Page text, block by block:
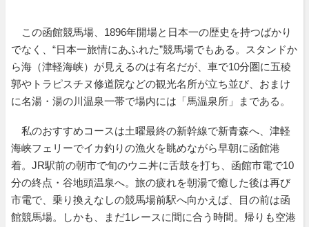
この函館競馬場、1896年開場と日本一の歴史を持つばかり
でなく、“日本一旅情にあふれた”競馬場でもある。スタンドか
ら海（津軽海峡）が見えるのは有名だが、車で10分圏に五稜
郭やトラピスチヌ修道院などの観光名所が立ち並び、おまけ
に名湯・湯の川温泉一帯で場内には「馬温泉所」まである。
私のおすすめコースは土曜最終の新幹線で新青森へ、津軽
海峡フェリーでイカ釣りの漁火を眺めながら早朝に函館港
着。JR駅前の朝市で旬のウニ丼に舌鼓を打ち、函館市電で10
分の終点・谷地頭温泉へ。旅の疲れを朝湯で癒した後は再び
市電で、乗り換えなしの競馬場前駅へ向かえば、目の前は函
館競馬場。しかも、まだ1レースに間に合う時間。帰りも空港